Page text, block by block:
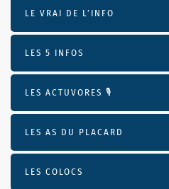
LE VRAI DE L’INFO
LES 5 INFOS
LES ACTUVORES 🎙
LES AS DU PLACARD
LES COLOCS